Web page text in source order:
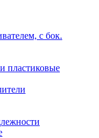
с бок.
пластиковые